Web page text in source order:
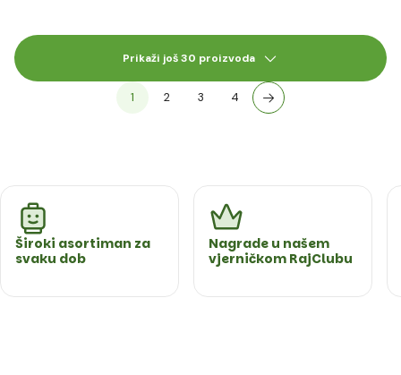
Prikaži još 30 proizvoda
1 2 3 4
Široki asortiman za
svaku dob
Nagrade u našem
vjerničkom RajClubu